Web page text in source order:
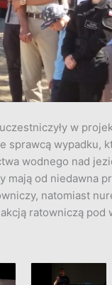
w
wypadku,
wodnego nad
od niedawna
natomiast
ratowniczą pod